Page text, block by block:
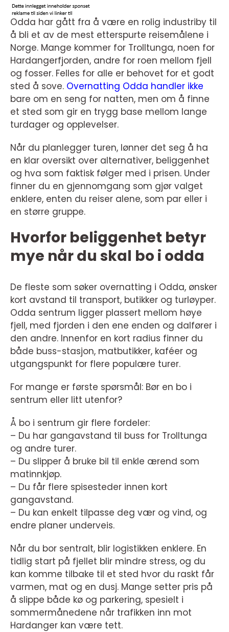
Odda har gått fra å være en rolig industriby til
å bli et av de mest etterspurte reisemålene i
Norge. Mange kommer for Trolltunga, noen for
Hardangerfjorden, andre for roen mellom fjell
og fosser. Felles for alle er behovet for et godt
sted å sove. Overnatting Odda handler ikke
bare om en seng for natten, men om å finne
et sted som gir en trygg base mellom lange
turdager og opplevelser.
Når du planlegger turen, lønner det seg å ha
en klar oversikt over alternativer, beliggenhet
og hva som faktisk følger med i prisen. Under
finner du en gjennomgang som gjør valget
enklere, enten du reiser alene, som par eller i
en større gruppe.
Hvorfor beliggenhet betyr
mye når du skal bo i odda
De fleste som søker overnatting i Odda, ønsker
kort avstand til transport, butikker og turløyper.
Odda sentrum ligger plassert mellom høye
fjell, med fjorden i den ene enden og dalfører i
den andre. Innenfor en kort radius finner du
både buss-stasjon, matbutikker, kaféer og
utgangspunkt for flere populære turer.
For mange er første spørsmål: Bør en bo i
sentrum eller litt utenfor?
Å bo i sentrum gir flere fordeler:
– Du har gangavstand til buss for Trolltunga
og andre turer.
– Du slipper å bruke bil til enkle ærend som
matinnkjøp.
– Du får flere spisesteder innen kort
gangavstand.
– Du kan enkelt tilpasse deg vær og vind, og
endre planer underveis.
Når du bor sentralt, blir logistikken enklere. En
tidlig start på fjellet blir mindre stress, og du
kan komme tilbake til et sted hvor du raskt får
varmen, mat og en dusj. Mange setter pris på
å slippe både kø og parkering, spesielt i
sommermånedene når trafikken inn mot
Hardanger kan være tett.